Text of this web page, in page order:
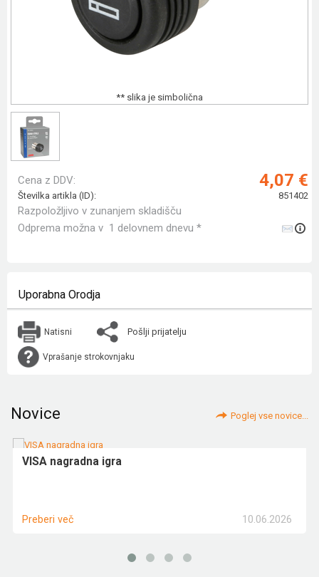
** slika je simbolična
Cena z DDV: 4,07 €
Številka artikla (ID): 851402
Razpoložljivo v zunanjem skladišču
Odprema možna v 1 delovnem dnevu *
Uporabna Orodja
Natisni Pošlji prijatelju
Vprašanje strokovnjaku
Novice Poglej vse novice...
VISA nagradna igra
10.06.2026
Preberi več